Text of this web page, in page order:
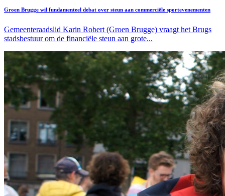
Groen Brugge wil fundamenteel debat over steun aan commerciële sportevenementen
Gemeenteraadslid Karin Robert (Groen Brugge) vraagt het Brugs
stadsbestuur om de financiële steun aan grote...